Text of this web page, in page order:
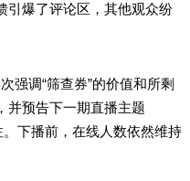
引爆了评论区，其他观众纷
调“筛查券”的价值和所剩
并预告下一期直播主题
。下播前，在线人数依然维持